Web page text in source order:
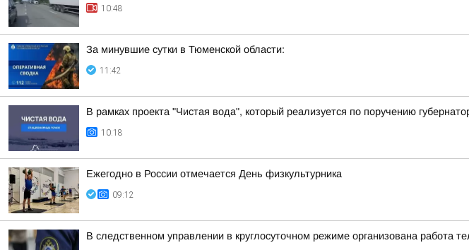
10:48
За минувшие сутки в Тюменской области:
11:42
В рамках проекта "Чистая вода", который реализуется по поручению
10:18
Ежегодно в России отмечается День физкультурника
09:12
В следственном управлении в круглосуточном режиме организована работа